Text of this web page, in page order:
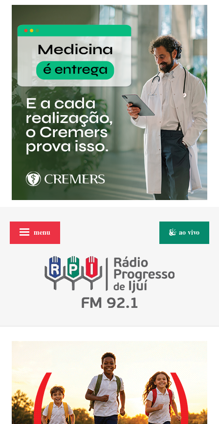
menu ao vivo